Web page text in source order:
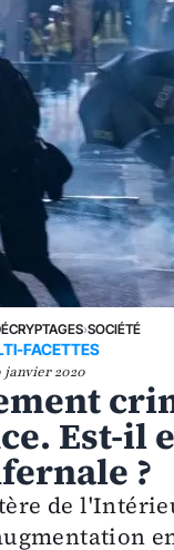
›SOCIÉTÉ
FACETTES
janvier 2020
Est-il
?
de